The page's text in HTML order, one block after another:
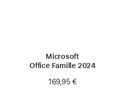
Microsoft
Office Famille 2024
169,95 €